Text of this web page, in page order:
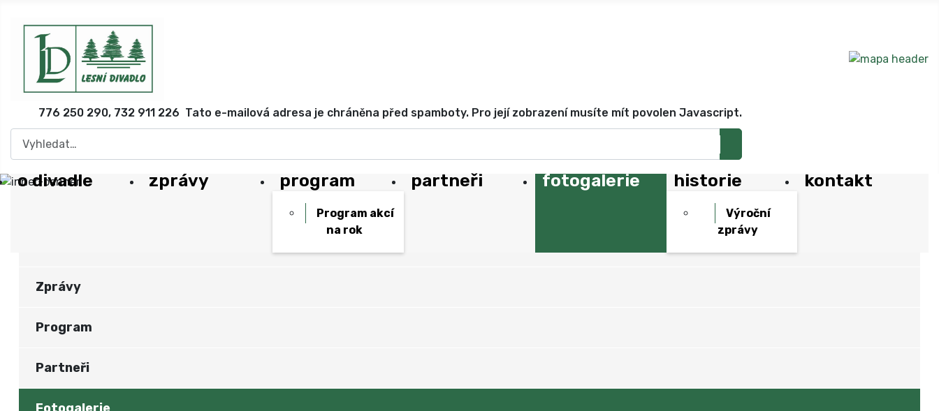
776 250 290, 732 911 226 Tato e-mailová adresa je chráněna před spamboty. Pro její zobrazení musíte mít povolen Javascript.
o divadle zprávy program
Program akcí
na rok
partneři fotogalerie historie
Výroční
zprávy
kontakt
Zprávy
Program
Partneři